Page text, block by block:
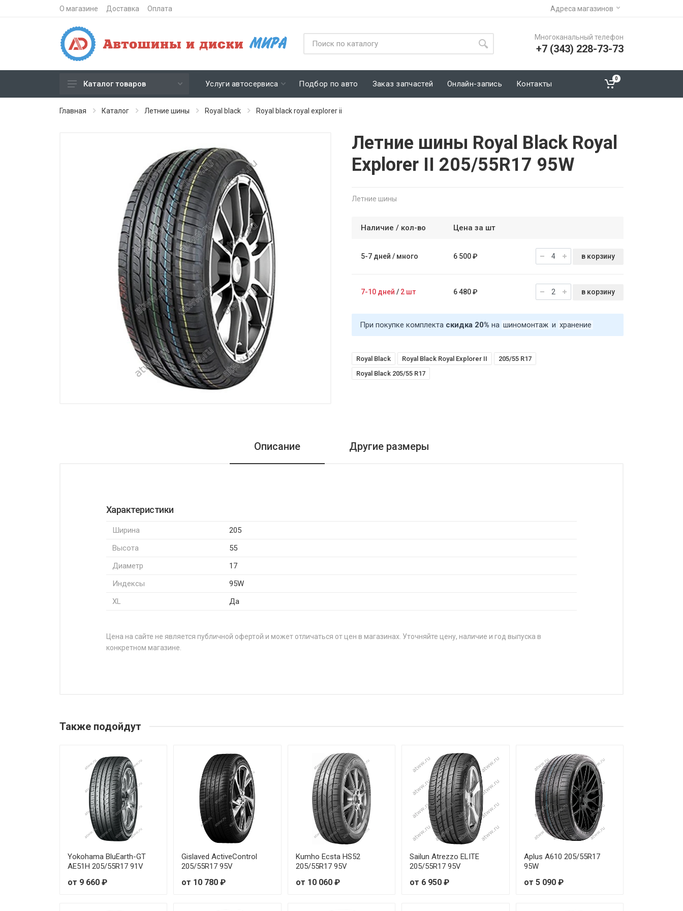
О магазине Доставка Оплата Адреса магазинов
Многоканальный телефон
+7 (343) 228-73-73
Зимние шипованные шины
Штампованные диски
Каталог товаров Услуги автосервиса Подбор по авто Заказ запчастей Онлайн-запись Контакты
0
Главная Каталог Летние шины Royal black Royal black royal explorer ii
Летние шины Royal Black Royal
Explorer II 205/55R17 95W
Летние шины
Наличие / кол-во Цена за шт
5-7 дней / много 6 500 ₽ в корзину
7-10 дней / 2 шт 6 480 ₽ в корзину
При покупке комплекта скидка 20% на шиномонтаж и хранение
Royal Black Royal Black Royal Explorer II
205/55 R17
Royal Black 205/55 R17
Описание Другие размеры
Характеристики
Ширина
205
Высота
55
Диаметр
17
Индексы
95W
XL
Да
Цена на сайте не является публичной офертой и может отличаться от цен в магазинах. Уточняйте цену, наличие и год выпуска в
конкретном магазине.
Royal Black Royal Explorer II 205/40R17 84W
Royal Black Royal Explorer II 205/40R18 86W от 4 780 ₽
Royal Black Royal Explorer II 205/45R17 88W от 6 280 ₽
Royal Black Royal Explorer II 205/50R16 91W от 6 290 ₽
Royal Black Royal Explorer II 205/50R17 93W от 4 710 ₽
Royal Black Royal Explorer II 215/40R17 87W от 5 850 ₽
Royal Black Royal Explorer II 215/40R18 89W
Также подойдут
Yokohama BluEarth-GT
AE51H 205/55R17 91V
от 9 660 ₽
Gislaved ActiveControl
205/55R17 95V
от 10 780 ₽
Kumho Ecsta HS52
205/55R17 95V
от 10 060 ₽
Sailun Atrezzo ELITE
205/55R17 95V
от 6 950 ₽
Aplus A610 205/55R17
95W
от 5 090 ₽